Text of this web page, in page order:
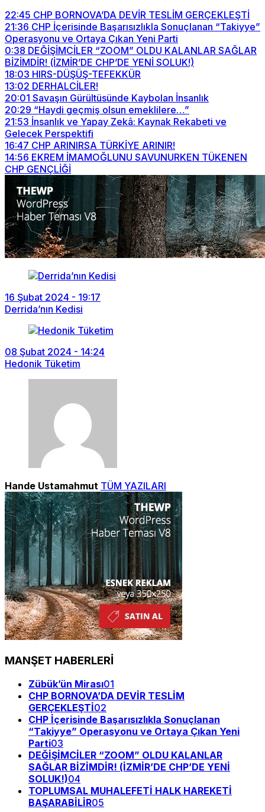
22:45 CHP BORNOVA’DA DEVİR TESLİM GERÇEKLEŞTİ
21:36 CHP İçerisinde Başarısızlıkla Sonuçlanan “Takiyye”
Operasyonu ve Ortaya Çıkan Yeni Parti
0:38 DEĞİŞİMCİLER “ZOOM” OLDU KALANLAR SAĞLAR
BİZİMDİR! (İZMİR’DE CHP’DE YENİ SOLUK!)
18:03 HIRS-DÜŞÜŞ-TEFEKKÜR
13:02 DERHALCİLER!
20:01 Savaşın Gürültüsünde Kaybolan İnsanlık
20:29 “Haydi geçmiş olsun emeklilere…”
21:53 İnsanlık ve Yapay Zekâ: Kaynak Rekabeti ve
Gelecek Perspektifi
16:47 CHP ARINIRSA TÜRKİYE ARINIR!
14:56 EKREM İMAMOĞLUNU SAVUNURKEN TÜKENEN
CHP GENÇLİĞİ
16 Şubat 2024 - 19:17
Derrida’nın Kedisi
08 Şubat 2024 - 14:24
Hedonik Tüketim
Hande Ustamahmut TÜM YAZILARI
MANŞET HABERLERİ
Zübük’ün Mirası01
CHP BORNOVA’DA DEVİR TESLİM
GERÇEKLEŞTİ02
CHP İçerisinde Başarısızlıkla Sonuçlanan
“Takiyye” Operasyonu ve Ortaya Çıkan Yeni
Parti03
DEĞİŞİMCİLER “ZOOM” OLDU KALANLAR
SAĞLAR BİZİMDİR! (İZMİR’DE CHP’DE YENİ
SOLUK!)04
TOPLUMSAL MUHALEFETİ HALK HAREKETİ
BAŞARABİLİR05